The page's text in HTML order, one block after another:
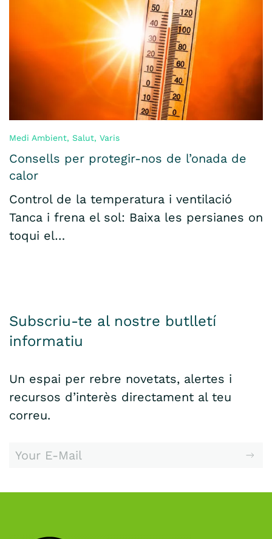
Medi Ambient, Salut, Varis
Consells per protegir-nos de l’onada de
calor
Control de la temperatura i ventilació
Tanca i frena el sol: Baixa les persianes on
toqui el…
Subscriu-te al nostre butlletí
informatiu
Un espai per rebre novetats, alertes i
recursos d’interès directament al teu
correu.